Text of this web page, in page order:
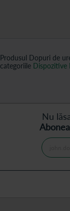
Produsul Dopuri de
categoriile Dispozitive
Nu